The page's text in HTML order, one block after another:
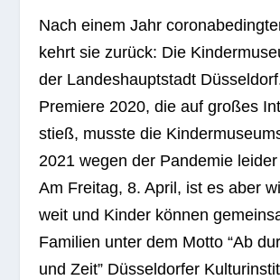
Nach einem Jahr
kehrt sie zurück: Die
der Lan­des­haupt­stadt
Pre­miere 2020, die auf gro­ßes
stieß, musste die
2021 wegen der Pan­de­mie
Am Frei­tag, 8. April, ist es aber
weit und Kin­der kön­nen
Fami­lien unter dem Motto “Ab
und Zeit” Düs­sel­dor­fer